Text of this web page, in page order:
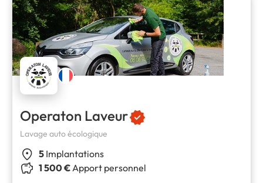
Operaton Laveur
Lavage auto écologique
5 Implantations
1 500 €Apport personnel